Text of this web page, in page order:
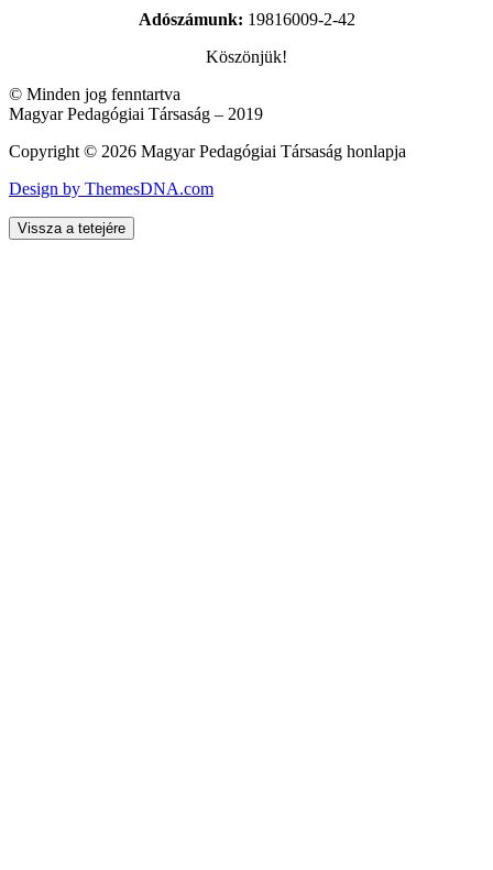
Adószámunk: 19816009-2-42
Köszönjük!
© Minden jog fenntartva
Magyar Pedagógiai Társaság – 2019
Copyright © 2026 Magyar Pedagógiai Társaság honlapja
Design by ThemesDNA.com
Vissza a tetejére